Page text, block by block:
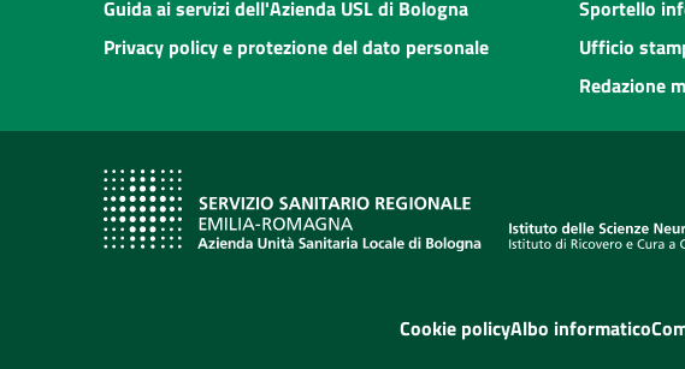
Guida ai servizi dell'Azienda USL di Bologna
Privacy policy e protezione del dato personale
Sportello
Ufficio
Redazione
Cookie policyAlbo informatico